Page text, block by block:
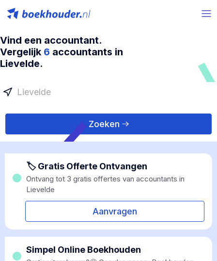
Vind een accountant.
Vergelijk 6 accountants in
Lievelde.
Zoeken
🏷 Gratis Offerte Ontvangen
Ontvang tot 3 gratis offertes van accountants in
Lievelde
Aanvragen
Simpel Online Boekhouden